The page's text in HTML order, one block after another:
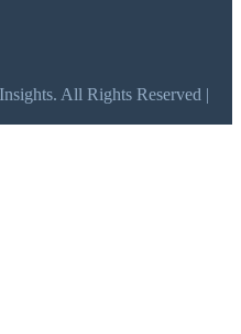
All Rights Reserved |